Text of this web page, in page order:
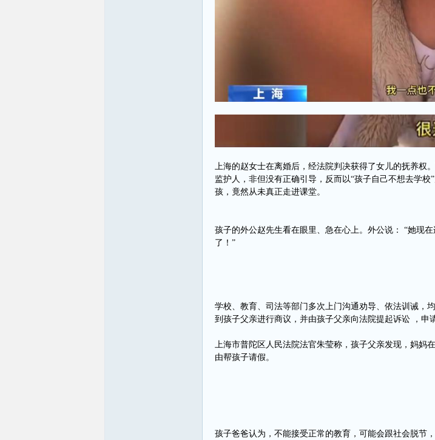
上海的赵女士在离婚后，经法院判决获得了女儿的抚养权
监护人，非但没有正确引导，反而以“孩子自己不想去学
孩，竟然从未真正走进课堂。
孩子的外公赵先生看在眼里、急在心上。外公说： “她现
了！”
学校、教育、司法等部门多次上门沟通劝导、依法训诫，
到孩子父亲进行商议，并由孩子父亲向法院提起诉讼 ，申
上海市普陀区人民法院法官朱莹称，孩子父亲发现，妈妈
由帮孩子请假。
孩子爸爸认为，不能接受正常的教育，可能会跟社会脱节